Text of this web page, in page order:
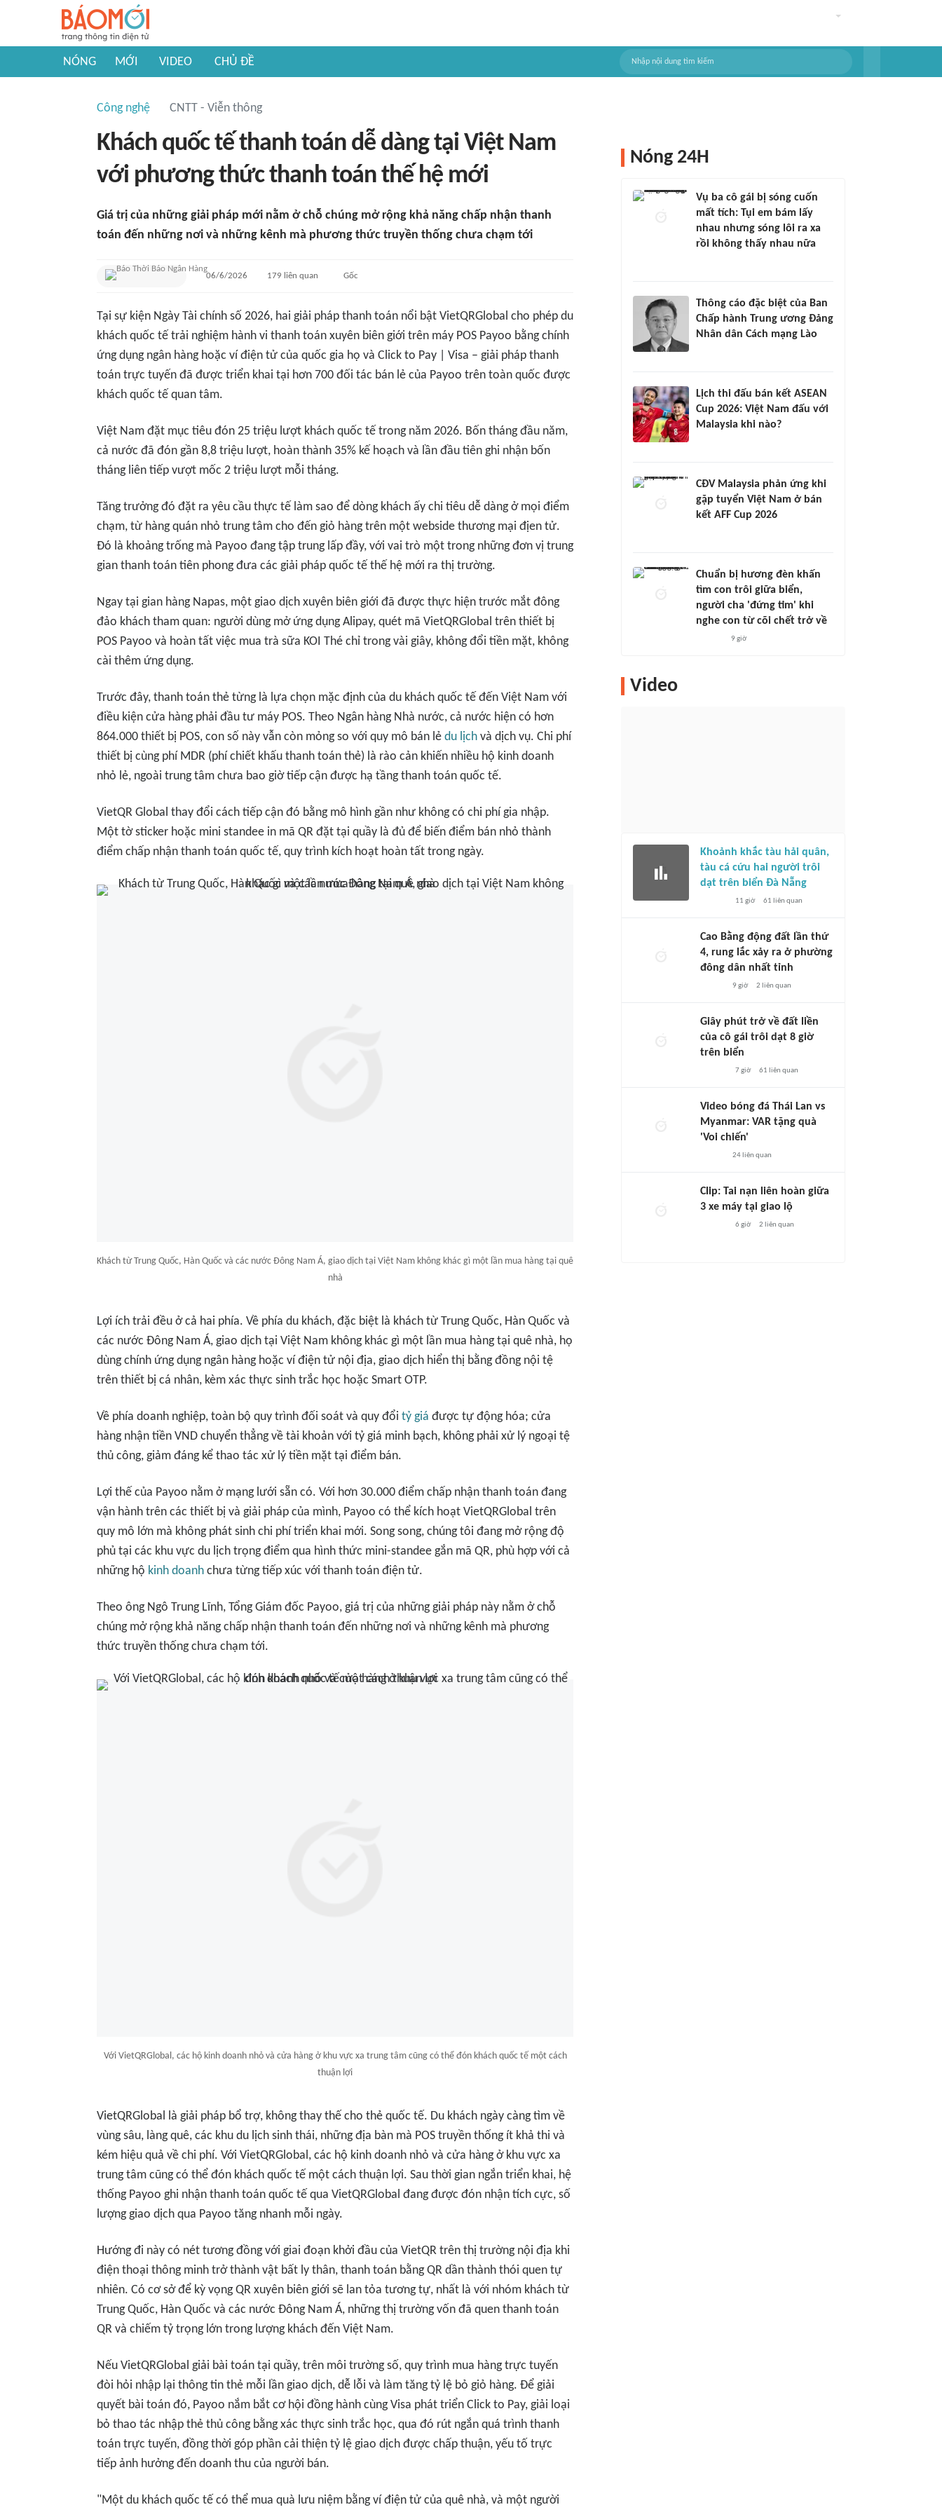
NÓNG MỚI VIDEO CHỦ ĐỀ
Công nghệ CNTT - Viễn thông
Khách quốc tế thanh toán dễ dàng tại Việt Nam
với phương thức thanh toán thế hệ mới
Giá trị của những giải pháp mới nằm ở chỗ chúng mở rộng khả năng chấp nhận thanh
toán đến những nơi và những kênh mà phương thức truyền thống chưa chạm tới
06/6/2026 179 liên quan Gốc
Tại sự kiện Ngày Tài chính số 2026, hai giải pháp thanh toán nổi bật VietQRGlobal cho phép du
khách quốc tế trải nghiệm hành vi thanh toán xuyên biên giới trên máy POS Payoo bằng chính
ứng dụng ngân hàng hoặc ví điện tử của quốc gia họ và Click to Pay | Visa – giải pháp thanh
toán trực tuyến đã được triển khai tại hơn 700 đối tác bán lẻ của Payoo trên toàn quốc được
khách quốc tế quan tâm.
Việt Nam đặt mục tiêu đón 25 triệu lượt khách quốc tế trong năm 2026. Bốn tháng đầu năm,
cả nước đã đón gần 8,8 triệu lượt, hoàn thành 35% kế hoạch và lần đầu tiên ghi nhận bốn
tháng liên tiếp vượt mốc 2 triệu lượt mỗi tháng.
Tăng trưởng đó đặt ra yêu cầu thực tế làm sao để dòng khách ấy chi tiêu dễ dàng ở mọi điểm
chạm, từ hàng quán nhỏ trung tâm cho đến giỏ hàng trên một webside thương mại địen tử.
Đó là khoảng trống mà Payoo đang tập trung lấp đầy, với vai trò một trong những đơn vị trung
gian thanh toán tiên phong đưa các giải pháp quốc tế thế hệ mới ra thị trường.
Ngay tại gian hàng Napas, một giao dịch xuyên biên giới đã được thực hiện trước mắt đông
đảo khách tham quan: người dùng mở ứng dụng Alipay, quét mã VietQRGlobal trên thiết bị
POS Payoo và hoàn tất việc mua trà sữa KOI Thé chỉ trong vài giây, không đổi tiền mặt, không
cài thêm ứng dụng.
Trước đây, thanh toán thẻ từng là lựa chọn mặc định của du khách quốc tế đến Việt Nam với
điều kiện cửa hàng phải đầu tư máy POS. Theo Ngân hàng Nhà nước, cả nước hiện có hơn
864.000 thiết bị POS, con số này vẫn còn mỏng so với quy mô bán lẻ du lịch và dịch vụ. Chi phí
thiết bị cùng phí MDR (phí chiết khấu thanh toán thẻ) là rào cản khiến nhiều hộ kinh doanh
nhỏ lẻ, ngoài trung tâm chưa bao giờ tiếp cận được hạ tầng thanh toán quốc tế.
VietQR Global thay đổi cách tiếp cận đó bằng mô hình gần như không có chi phí gia nhập.
Một tờ sticker hoặc mini standee in mã QR đặt tại quầy là đủ để biến điểm bán nhỏ thành
điểm chấp nhận thanh toán quốc tế, quy trình kích hoạt hoàn tất trong ngày.
Khách từ Trung Quốc, Hàn Quốc và các nước Đông Nam Á, giao dịch tại Việt Nam không khác gì một lần mua hàng tại quê
nhà
Lợi ích trải đều ở cả hai phía. Về phía du khách, đặc biệt là khách từ Trung Quốc, Hàn Quốc và
các nước Đông Nam Á, giao dịch tại Việt Nam không khác gì một lần mua hàng tại quê nhà, họ
dùng chính ứng dụng ngân hàng hoặc ví điện tử nội địa, giao dịch hiển thị bằng đồng nội tệ
trên thiết bị cá nhân, kèm xác thực sinh trắc học hoặc Smart OTP.
Về phía doanh nghiệp, toàn bộ quy trình đối soát và quy đổi tỷ giá được tự động hóa; cửa
hàng nhận tiền VND chuyển thẳng về tài khoản với tỷ giá minh bạch, không phải xử lý ngoại tệ
thủ công, giảm đáng kể thao tác xử lý tiền mặt tại điểm bán.
Lợi thế của Payoo nằm ở mạng lưới sẵn có. Với hơn 30.000 điểm chấp nhận thanh toán đang
vận hành trên các thiết bị và giải pháp của mình, Payoo có thể kích hoạt VietQRGlobal trên
quy mô lớn mà không phát sinh chi phí triển khai mới. Song song, chúng tôi đang mở rộng độ
phủ tại các khu vực du lịch trọng điểm qua hình thức mini-standee gắn mã QR, phù hợp với cả
những hộ kinh doanh chưa từng tiếp xúc với thanh toán điện tử.
Theo ông Ngô Trung Lĩnh, Tổng Giám đốc Payoo, giá trị của những giải pháp này nằm ở chỗ
chúng mở rộng khả năng chấp nhận thanh toán đến những nơi và những kênh mà phương
thức truyền thống chưa chạm tới.
Với VietQRGlobal, các hộ kinh doanh nhỏ và cửa hàng ở khu vực xa trung tâm cũng có thể đón khách quốc tế một cách
thuận lợi
VietQRGlobal là giải pháp bổ trợ, không thay thế cho thẻ quốc tế. Du khách ngày càng tìm về
vùng sâu, làng quê, các khu du lịch sinh thái, những địa bàn mà POS truyền thống ít khả thi và
kém hiệu quả về chi phí. Với VietQRGlobal, các hộ kinh doanh nhỏ và cửa hàng ở khu vực xa
trung tâm cũng có thể đón khách quốc tế một cách thuận lợi. Sau thời gian ngắn triển khai, hệ
thống Payoo ghi nhận thanh toán quốc tế qua VietQRGlobal đang được đón nhận tích cực, số
lượng giao dịch qua Payoo tăng nhanh mỗi ngày.
Hướng đi này có nét tương đồng với giai đoạn khởi đầu của VietQR trên thị trường nội địa khi
điện thoại thông minh trở thành vật bất ly thân, thanh toán bằng QR dần thành thói quen tự
nhiên. Có cơ sở để kỳ vọng QR xuyên biên giới sẽ lan tỏa tương tự, nhất là với nhóm khách từ
Trung Quốc, Hàn Quốc và các nước Đông Nam Á, những thị trường vốn đã quen thanh toán
QR và chiếm tỷ trọng lớn trong lượng khách đến Việt Nam.
Nếu VietQRGlobal giải bài toán tại quầy, trên môi trường số, quy trình mua hàng trực tuyến
đòi hỏi nhập lại thông tin thẻ mỗi lần giao dịch, dễ lỗi và làm tăng tỷ lệ bỏ giỏ hàng. Để giải
quyết bài toán đó, Payoo nắm bắt cơ hội đồng hành cùng Visa phát triển Click to Pay, giải loại
bỏ thao tác nhập thẻ thủ công bằng xác thực sinh trắc học, qua đó rút ngắn quá trình thanh
toán trực tuyến, đồng thời góp phần cải thiện tỷ lệ giao dịch được chấp thuận, yếu tố trực
tiếp ảnh hưởng đến doanh thu của người bán.
"Một du khách quốc tế có thể mua quà lưu niệm bằng ví điện tử của quê nhà, và một người
Nóng 24H
Vụ ba cô gái bị sóng cuốn
mất tích: Tụi em bám lấy
nhau nhưng sóng lôi ra xa
rồi không thấy nhau nữa
Thông cáo đặc biệt của Ban
Chấp hành Trung ương Đảng
Nhân dân Cách mạng Lào
Lịch thi đấu bán kết ASEAN
Cup 2026: Việt Nam đấu với
Malaysia khi nào?
CĐV Malaysia phản ứng khi
gặp tuyển Việt Nam ở bán
kết AFF Cup 2026
Chuẩn bị hương đèn khấn
tìm con trôi giữa biển,
người cha 'đứng tim' khi
nghe con từ cõi chết trở về
9 giờ
Video
Khoảnh khắc tàu hải quân,
tàu cá cứu hai người trôi
dạt trên biển Đà Nẵng
11 giờ 61 liên quan
Cao Bằng động đất lần thứ
4, rung lắc xảy ra ở phường
đông dân nhất tỉnh
9 giờ 2 liên quan
Giây phút trở về đất liền
của cô gái trôi dạt 8 giờ
trên biển
7 giờ 61 liên quan
Video bóng đá Thái Lan vs
Myanmar: VAR tặng quà
'Voi chiến'
24liên quan
Clip: Tai nạn liên hoàn giữa
3 xe máy tại giao lộ
6 giờ 2 liên quan